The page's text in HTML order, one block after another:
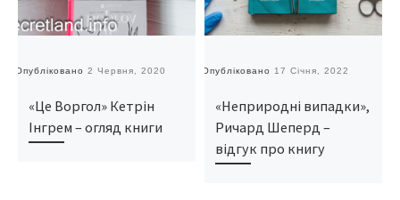
Опубліковано 2 Червня, 2020
«Це Воргол» Кетрін
Інгрем – огляд книги
Опубліковано 17 Січня, 2022
«Неприродні випадки»,
Ричард Шеперд –
відгук про книгу